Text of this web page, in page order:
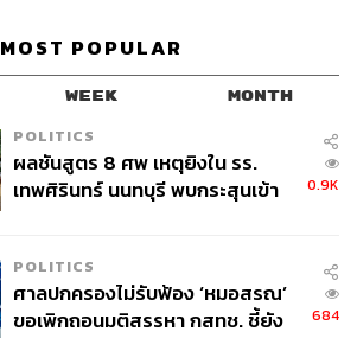
MOST POPULAR
WEEK MONTH
POLITICS
ผลชันสูตร 8 ศพ เหตุยิงใน รร.
เทพศิรินทร์ นนทบุรี พบกระสุนเข้า
0.9K
POLITICS
ศาลปกครองไม่รับฟ้อง ‘หมอสรณ’
ขอเพิกถอนมติสรรหา กสทช. ชี้ยัง
684